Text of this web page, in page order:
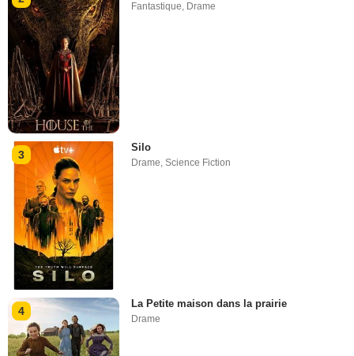
Fantastique Drame
3
Silo
Drame,Science Fiction
4
La Petite maison dans la prairie
Drame